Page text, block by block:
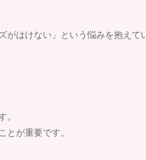
がはけない」という悩みを抱えて
。
とが重要です。